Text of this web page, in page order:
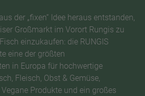
der „fixen“ Idee heraus entstanden,
Großmarkt im Vorort Rungis zu
einzukaufen: die RUNGIS
eine der größten
in Europa für hochwertige
Fleisch, Obst & Gemüse,
Produkte und ein großes